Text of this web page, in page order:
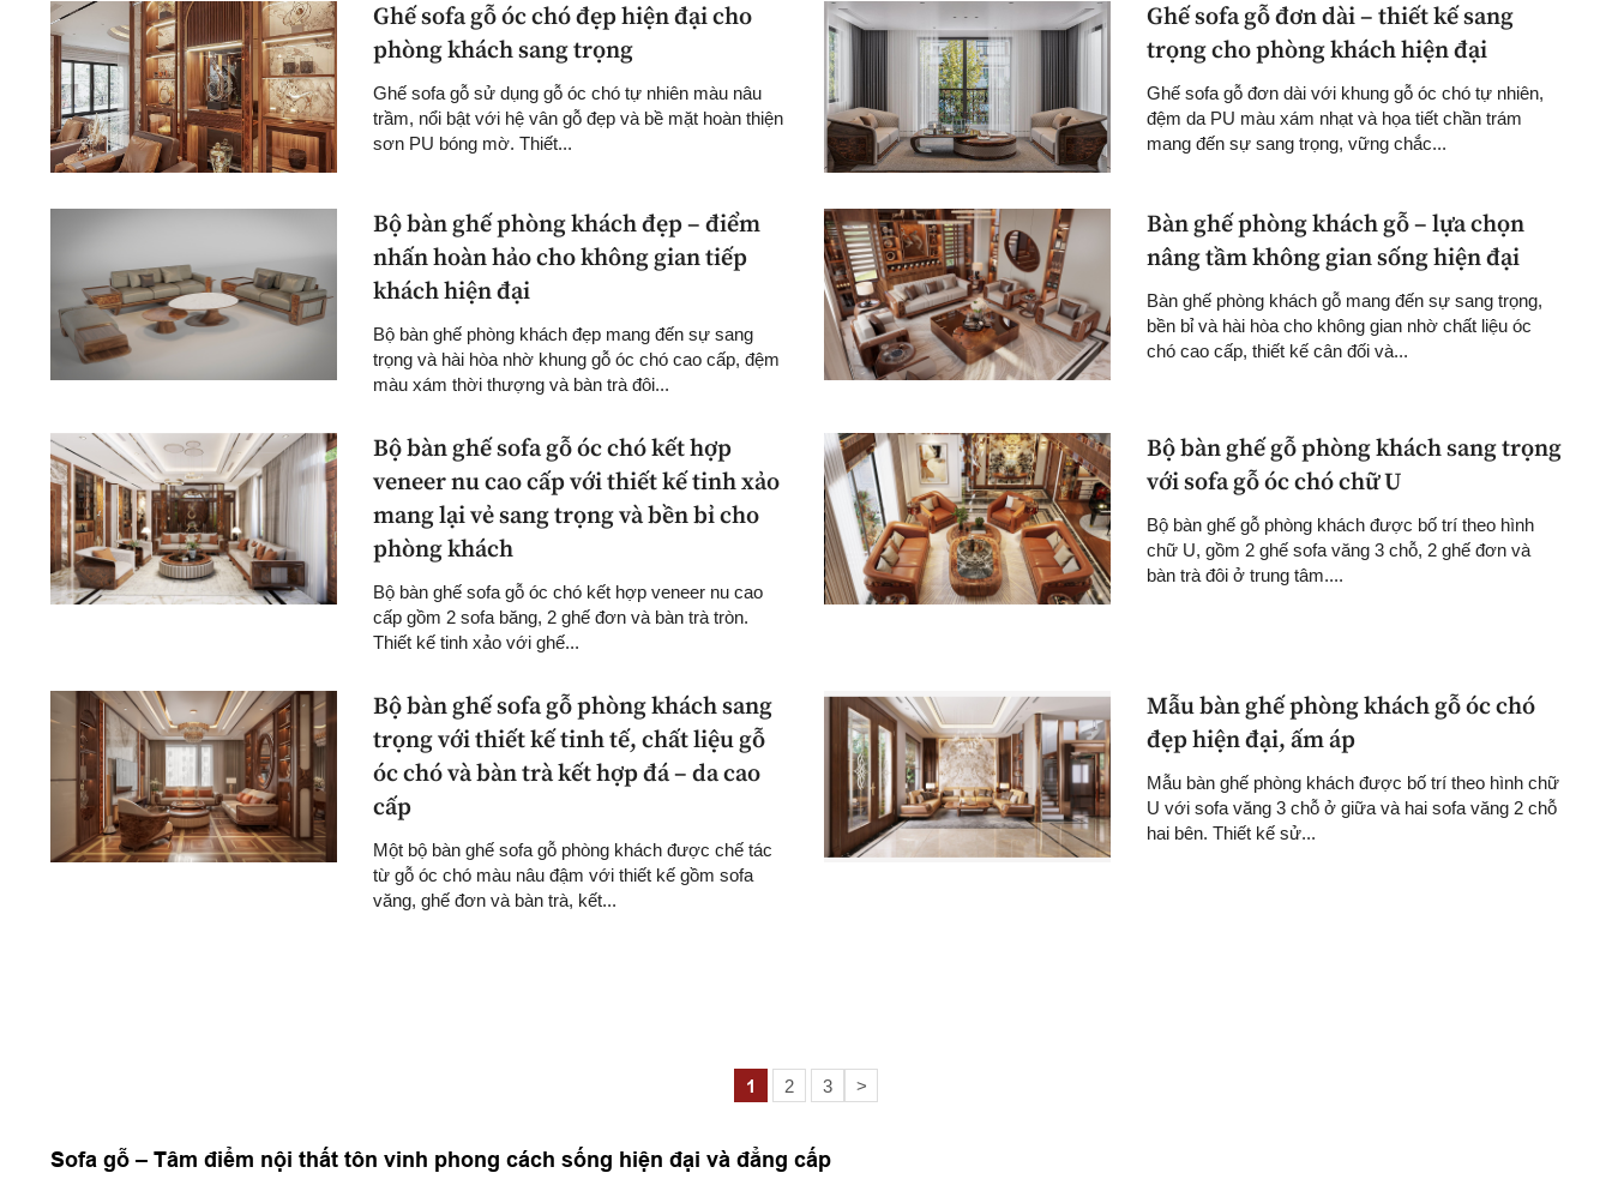
Ghế sofa gỗ óc chó đẹp hiện đại cho
phòng khách sang trọng
Ghế sofa gỗ sử dụng gỗ óc chó tự nhiên màu nâu
trầm, nổi bật với hệ vân gỗ đẹp và bề mặt hoàn thiện
sơn PU bóng mờ. Thiết...
Ghế sofa gỗ đơn dài – thiết kế sang
trọng cho phòng khách hiện đại
Ghế sofa gỗ đơn dài với khung gỗ óc chó tự nhiên,
đệm da PU màu xám nhạt và họa tiết chần trám
mang đến sự sang trọng, vững chắc...
Bộ bàn ghế phòng khách đẹp – điểm
nhấn hoàn hảo cho không gian tiếp
khách hiện đại
Bộ bàn ghế phòng khách đẹp mang đến sự sang
trọng và hài hòa nhờ khung gỗ óc chó cao cấp, đệm
màu xám thời thượng và bàn trà đôi...
Bàn ghế phòng khách gỗ – lựa chọn
nâng tầm không gian sống hiện đại
Bàn ghế phòng khách gỗ mang đến sự sang trọng,
bền bỉ và hài hòa cho không gian nhờ chất liệu óc
chó cao cấp, thiết kế cân đối và...
Bộ bàn ghế sofa gỗ óc chó kết hợp
veneer nu cao cấp với thiết kế tinh xảo
mang lại vẻ sang trọng và bền bỉ cho
phòng khách
Bộ bàn ghế sofa gỗ óc chó kết hợp veneer nu cao
cấp gồm 2 sofa băng, 2 ghế đơn và bàn trà tròn.
Thiết kế tinh xảo với ghế...
Bộ bàn ghế gỗ phòng khách sang trọng
với sofa gỗ óc chó chữ U
Bộ bàn ghế gỗ phòng khách được bố trí theo hình
chữ U, gồm 2 ghế sofa văng 3 chỗ, 2 ghế đơn và
bàn trà đôi ở trung tâm....
Bộ bàn ghế sofa gỗ phòng khách sang
trọng với thiết kế tinh tế, chất liệu gỗ
óc chó và bàn trà kết hợp đá – da cao
cấp
Một bộ bàn ghế sofa gỗ phòng khách được chế tác
từ gỗ óc chó màu nâu đậm với thiết kế gồm sofa
văng, ghế đơn và bàn trà, kết...
Mẫu bàn ghế phòng khách gỗ óc chó
đẹp hiện đại, ấm áp
Mẫu bàn ghế phòng khách được bố trí theo hình chữ
U với sofa văng 3 chỗ ở giữa và hai sofa văng 2 chỗ
hai bên. Thiết kế sử...
1 2 3 >
Sofa gỗ – Tâm điểm nội thất tôn vinh phong cách sống hiện đại và đẳng cấp